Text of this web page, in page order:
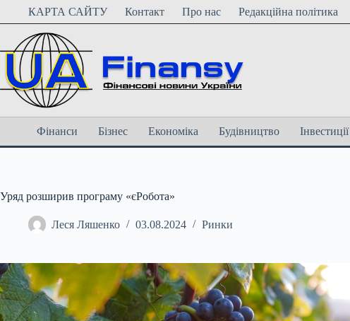
ПерейтиКАРТА САЙТУ Контакт Про нас Редакційна політика
Фінанси Бізнес Економіка Будівництво Інвестиції
Уряд розширив програму «єРобота»
Леся Ляшенко 03.08.2024 Ринки